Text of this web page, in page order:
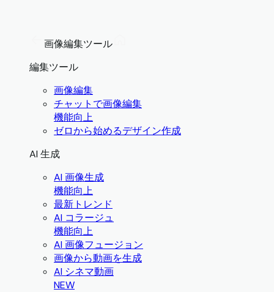
画像編集ツール
編集ツール
画像編集
チャットで画像編集
機能向上
ゼロから始めるデザイン作成
AI 生成
AI 画像生成
機能向上
最新トレンド
AI コラージュ
機能向上
AI 画像フュージョン
画像から動画を生成
AI シネマ動画
NEW